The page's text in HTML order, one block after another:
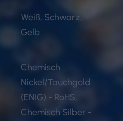
Weiß, Schwarz,
Gelb
Chemisch
Nickel/Tauchgold
(ENIG) - RoHS,
Chemisch Silber -